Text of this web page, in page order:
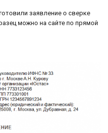
заявление о сверке
можно на сайте по прямой